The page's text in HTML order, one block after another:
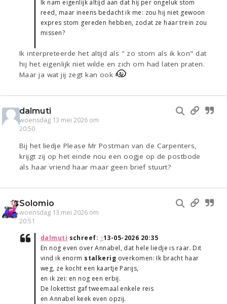
Ik nam eigenlijk altijd aan dat hij per ongeluk stom
reed, maar ineens bedacht ik me: zou hij niet gewoon
expres stom gereden hebben, zodat ze haar trein zou
missen?
Ik interpreteerde het altijd als " zo stom als ik kon" dat
hij het eigenlijk niet wilde en zich om had laten praten.
Maar ja wat jij zegt kan ook
dalmuti
woensdag 13 mei 2026 om
20:50
Bij het liedje Please Mr Postman van de Carpenters,
krijgt zij op het einde nou een oogje op de postbode
als haar vriend haar maar geen brief stuurt?
Solomio
woensdag 13 mei 2026 om
20:51
dalmuti schreef: ↑13-05-2026 20:35
En nog even over Annabel, dat hele liedje is raar. Dit
vind ik enorm stalkerig overkomen: Ik bracht haar
weg, ze kocht een kaartje Parijs,
en ik zei: en nog een erbij.
De lokettist gaf tweemaal enkele reis
en Annabel keek even opzij.